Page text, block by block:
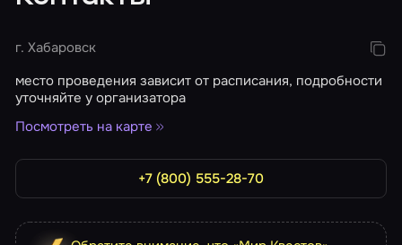
г. Хабаровск
место проведения зависит от расписания, подробности
уточняйте у организатора
Посмотреть на карте
+7 (800) 555-28-70